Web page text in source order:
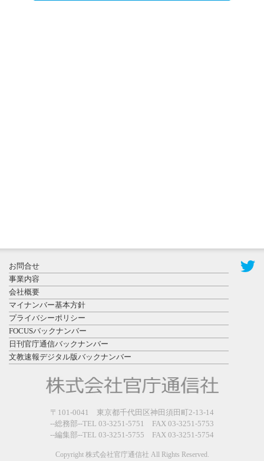
県警等と大
規模災害時
連携協定を
締結し...
2026年7月27
日更新
政経学部の
来春開設決
定を祝...
お問合せ
事業内容
会社概要
マイナンバー基本方針
プライバシーポリシー
FOCUSバックナンバー
日刊官庁通信バックナンバー
文教速報デジタル版バックナンバー
〒101-0041 東京都千代田区神田須田町2-13-14
--総務部--TEL 03-3251-5751 FAX 03-3251-5753
--編集部--TEL 03-3251-5755 FAX 03-3251-5754
Copyright 株式会社官庁通信社 All Rights Reserved.